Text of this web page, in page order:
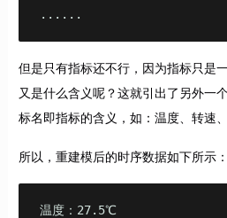
......
但是只有指标还不行，因为指标只是
又是什么含义呢？这就引出了另外一
标名即指标的含义，如：温度、转速、
所以，重建模后的时序数据如下所示：
温度：27.5℃